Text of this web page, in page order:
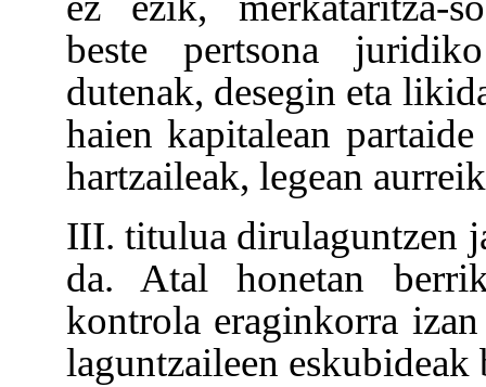
beste pertsona
dutenak, desegin eta
haien kapitalean
hartzaileak, legean
III. titulua dirulaguntzen
da. Atal honetan
kontrola eraginkorra
laguntzaileen eskubideak